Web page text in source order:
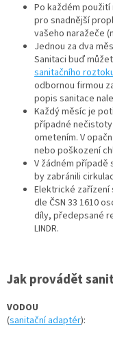
Po každém
pro snadnější
vašeho naražeče
Jednou za dva
Sanitaci buď
sanitačního
odbornou firmou
popis sanitace
Každý měsíc je
případné
ometením. V
nebo poškození
V žádném
by zabránili
Elektrické
dle ČSN 33 1610
díly, předepsané
LINDR.
Jak provádět
VODOU
(sanitační adaptér):